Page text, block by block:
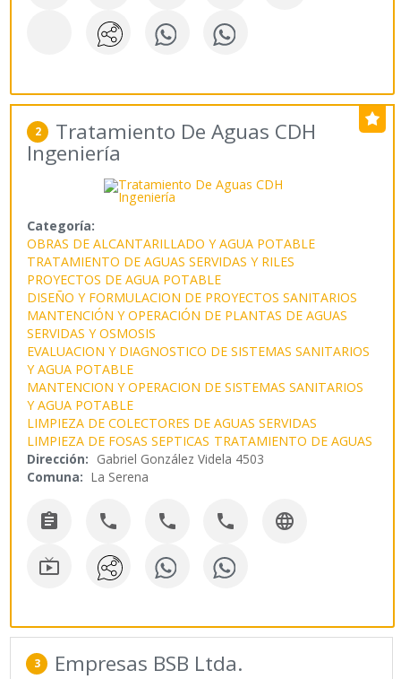
2 Tratamiento De Aguas CDH
Ingeniería
Categoría:
OBRAS DE ALCANTARILLADO Y AGUA POTABLE
TRATAMIENTO DE AGUAS SERVIDAS Y RILES
PROYECTOS DE AGUA POTABLE
DISEÑO Y FORMULACION DE PROYECTOS SANITARIOS
MANTENCIÓN Y OPERACIÓN DE PLANTAS DE AGUAS
SERVIDAS Y OSMOSIS
EVALUACION Y DIAGNOSTICO DE SISTEMAS SANITARIOS
Y AGUA POTABLE
MANTENCION Y OPERACION DE SISTEMAS SANITARIOS
Y AGUA POTABLE
LIMPIEZA DE COLECTORES DE AGUAS SERVIDAS
LIMPIEZA DE FOSAS SEPTICAS TRATAMIENTO DE AGUAS
Dirección: Gabriel González Videla 4503
Comuna: La Serena
    

3 Empresas BSB Ltda.